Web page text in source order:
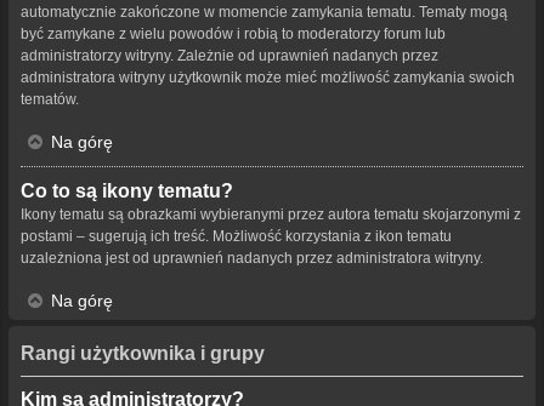
automatycznie zakończone w momencie zamykania tematu. Tematy mogą
być zamykane z wielu powodów i robią to moderatorzy forum lub
administratorzy witryny. Zależnie od uprawnień nadanych przez
administratora witryny użytkownik może mieć możliwość zamykania swoich
tematów.
Na górę
Co to są ikony tematu?
Ikony tematu są obrazkami wybieranymi przez autora tematu skojarzonymi z
postami – sugerują ich treść. Możliwość korzystania z ikon tematu
uzależniona jest od uprawnień nadanych przez administratora witryny.
Na górę
Rangi użytkownika i grupy
Kim są administratorzy?